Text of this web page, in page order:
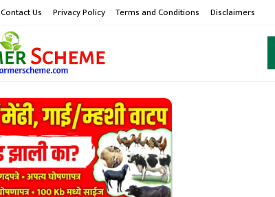
Contact Us Privacy Policy Terms and Conditions Disclaimers